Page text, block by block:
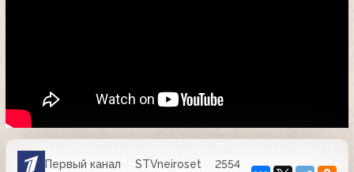
Первый канал STVneiroset
2554